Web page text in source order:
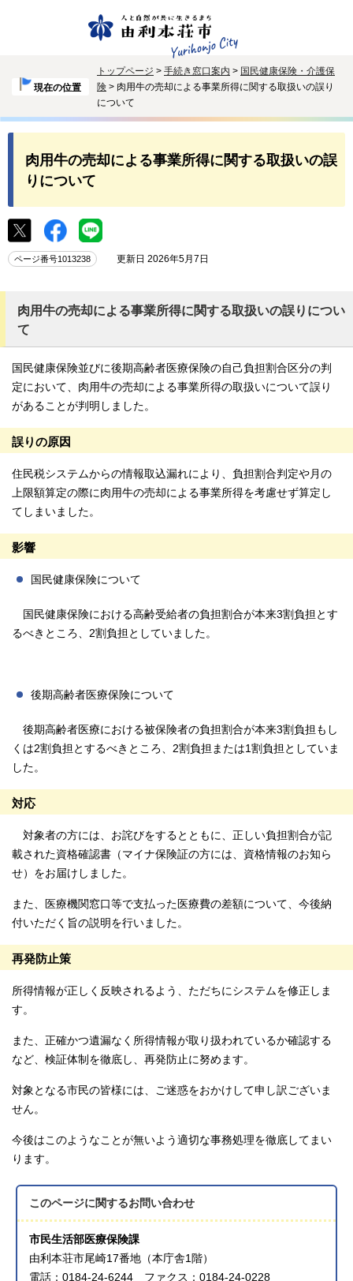
現在の位置
トップページ > 手続き窓口案内 > 国民健康保険・介護保
険 > 肉用牛の売却による事業所得に関する取扱いの誤り
について
肉用牛の売却による事業所得に関する取扱いの誤
りについて
ページ番号1013238 更新日 2026年5月7日
肉用牛の売却による事業所得に関する取扱いの誤りについ
て
国民健康保険並びに後期高齢者医療保険の自己負担割合区分の判
定において、肉用牛の売却による事業所得の取扱いについて誤り
があることが判明しました。
誤りの原因
住民税システムからの情報取込漏れにより、負担割合判定や月の
上限額算定の際に肉用牛の売却による事業所得を考慮せず算定し
てしまいました。
影響
国民健康保険について
国民健康保険における高齢受給者の負担割合が本来3割負担とす
るべきところ、2割負担としていました。
後期高齢者医療保険について
後期高齢者医療における被保険者の負担割合が本来3割負担もし
くは2割負担とするべきところ、2割負担または1割負担としていま
した。
対応
対象者の方には、お詫びをするとともに、正しい負担割合が記
載された資格確認書（マイナ保険証の方には、資格情報のお知ら
せ）をお届けしました。
また、医療機関窓口等で支払った医療費の差額について、今後納
付いただく旨の説明を行いました。
再発防止策
所得情報が正しく反映されるよう、ただちにシステムを修正しま
す。
また、正確かつ遺漏なく所得情報が取り扱われているか確認する
など、検証体制を徹底し、再発防止に努めます。
対象となる市民の皆様には、ご迷惑をおかけして申し訳ございま
せん。
今後はこのようなことが無いよう適切な事務処理を徹底してまい
ります。
このページに関するお問い合わせ
市民生活部医療保険課
由利本荘市尾崎17番地（本庁舎1階）
電話：0184-24-6244 ファクス：0184-24-0228